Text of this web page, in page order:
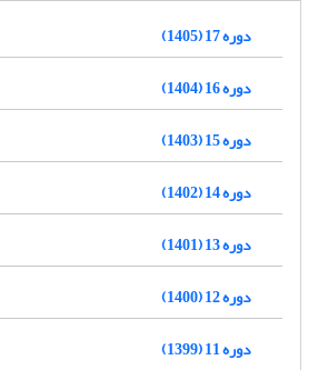
دوره 17 (1405)
دوره 16 (1404)
دوره 15 (1403)
دوره 14 (1402)
دوره 13 (1401)
دوره 12 (1400)
دوره 11 (1399)